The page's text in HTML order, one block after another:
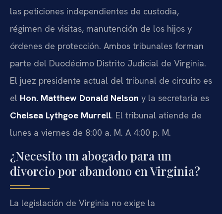
las peticiones independientes de custodia,
régimen de visitas, manutención de los hijos y
órdenes de protección. Ambos tribunales forman
parte del Duodécimo Distrito Judicial de Virginia.
El juez presidente actual del tribunal de circuito es
el Hon. Matthew Donald Nelson y la secretaria es
Chelsea Lythgoe Murrell. El tribunal atiende de
lunes a viernes de 8:00 a. M. A 4:00 p. M.
¿Necesito un abogado para un
divorcio por abandono en Virginia?
La legislación de Virginia no exige la